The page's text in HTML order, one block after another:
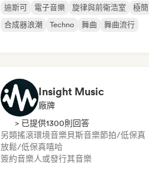
迪斯可 電子音樂 旋律與前衛浩室
極簡
合成器浪潮
Techno 舞曲 舞曲流行
Insight Music
廠牌
> 已提供1300則回答
另類搖滾環境音樂貝斯音樂節拍/低保真
放鬆/低保真嘻哈
簽約音樂人或發行其音樂